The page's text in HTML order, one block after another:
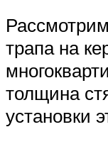
трапа на
толщина
установки